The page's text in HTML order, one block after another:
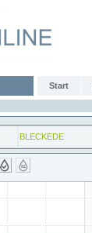
Start
BLECKEDE